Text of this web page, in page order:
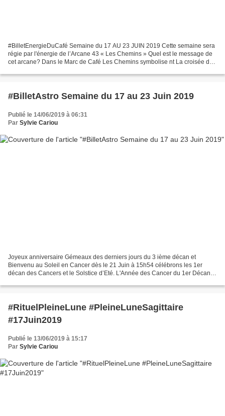
#BilletEnergieDuCafé Semaine du 17 AU 23 JUIN 2019 Cette semaine sera
régie par l'énergie de l’Arcane 43 « Les Chemins » Quel est le message de
cet arcane? Dans le Marc de Café Les Chemins symbolise nt La croisée des
#BilletAstro Semaine du 17 au 23 Juin 2019
Publié le 14/06/2019 à 06:31
Par Sylvie Cariou
Joyeux anniversaire Gémeaux des derniers jours du 3 ième décan et
Bienvenu au Soleil en Cancer dès le 21 Juin à 15h54 célébrons les 1er
décan des Cancers et le Solstice d’Eté. L'Année des Cancer du 1er Décan
#RituelPleineLune #PleineLuneSagittaire
#17Juin2019
Publié le 13/06/2019 à 15:17
Par Sylvie Cariou